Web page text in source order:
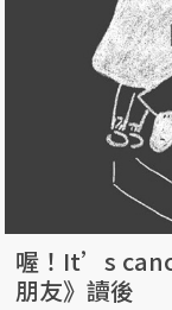
喔！It’s
朋友》讀後